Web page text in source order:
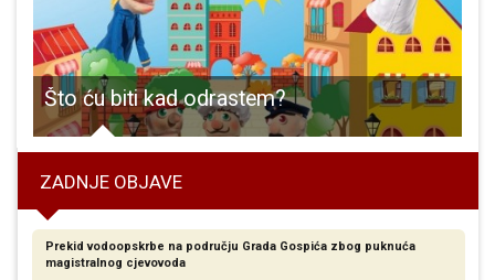
Što ću biti kad odrastem?
ZADNJE OBJAVE
Prekid vodoopskrbe na području Grada Gospića zbog puknuća
magistralnog cjevovoda